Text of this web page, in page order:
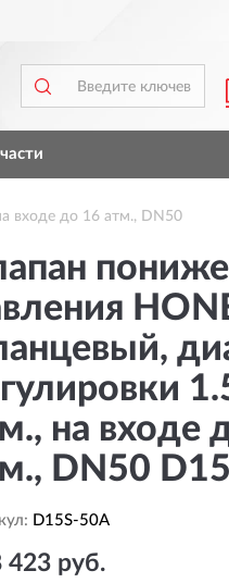
входе до 16 атм., DN50
на входе
DN50
D15S-50A
423 руб.